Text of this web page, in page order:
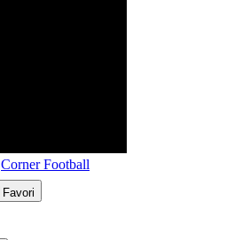
Corner Football
Favori